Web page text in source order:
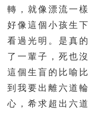
轉，就像漂流一
好像這個小孩生
看過光明。是真
了一輩子，死也
這個生盲的比喻
到我要出離六道
心，希求超出六